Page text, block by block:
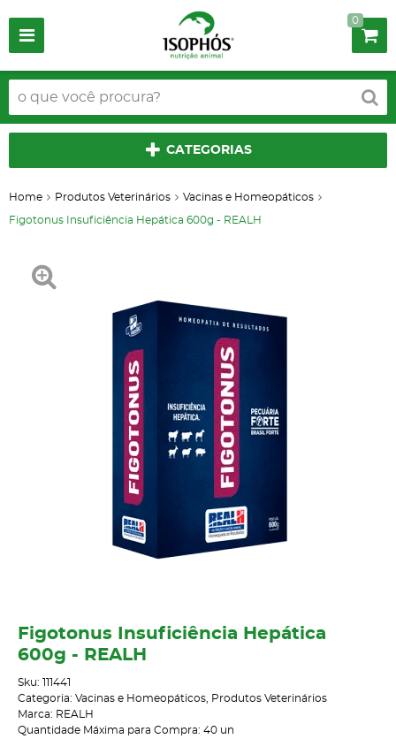
0
CATEGORIAS
Home Produtos Veterinários Vacinas e Homeopáticos
Figotonus Insuficiência Hepática 600g - REALH
Figotonus Insuficiência Hepática
600g - REALH
Sku: 111441
Categoria: Vacinas e Homeopáticos
Produtos Veterinários
Marca: REALH
Quantidade Máxima para Compra: 40 un